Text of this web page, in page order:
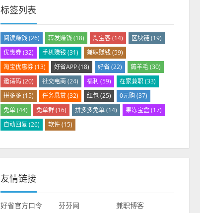
标签列表
阅读赚钱(26) 转发赚钱(18) 淘宝客(14) 区块链(19)
优惠券(32) 手机赚钱(31) 兼职赚钱(59)
淘宝优惠券(13) 好省APP(18) 好省 (22) 薅羊毛(30)
邀请码(20) 社交电商(24) 福利 (59) 在家兼职(33)
拼多多 (15) 任务悬赏 (32) 红包(25) 0元购(37)
免单(44) 免单群(16) 拼多多免单(14) 果冻宝盒(17)
自动回复 (26) 软件(15)
友情链接
好省官方口令 芬芬网 兼职博客